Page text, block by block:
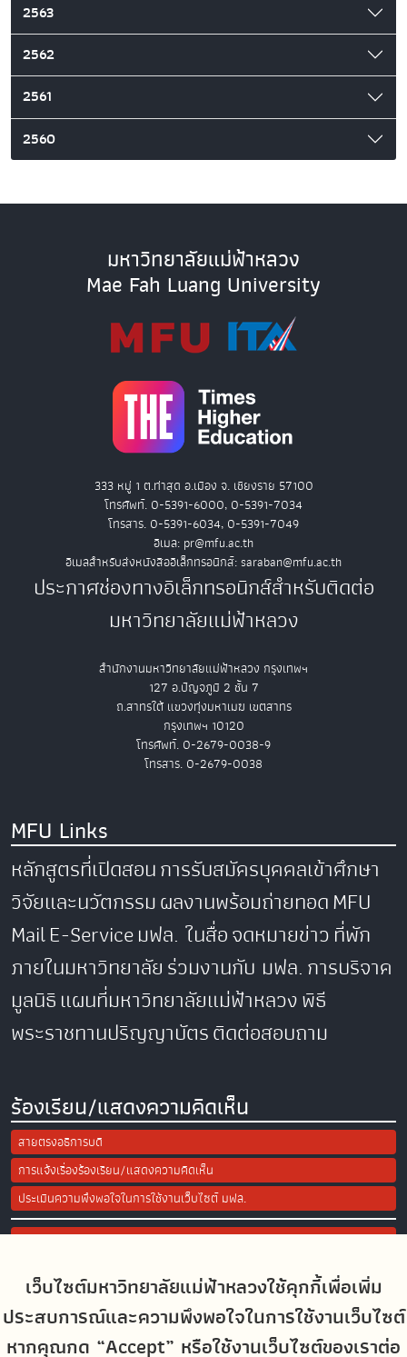
เว็บไซต์มหาวิทยาลัยแม่ฟ้าหลวงใช้คุกกี้เพื่อเพิ่ม
ประสบการณ์และความพึงพอใจในการใช้งานเว็บไซต์
หากคุณกด “Accept” หรือใช้งานเว็บไซต์ของเราต่อ
2563
2562
2561
2560
มหาวิทยาลัยแม่ฟ้าหลวง
Mae Fah Luang University
333 หมู่ 1 ต.ท่าสุด อ.เมือง จ. เชียงราย 57100
โทรศัพท์. 0-5391-6000, 0-5391-7034
โทรสาร. 0-5391-6034, 0-5391-7049
อีเมล: pr@mfu.ac.th
อีเมลสำหรับส่งหนังสืออิเล็กทรอนิกส์: saraban@mfu.ac.th
ประกาศช่องทางอิเล็กทรอนิกส์สำหรับติดต่อ
มหาวิทยาลัยแม่ฟ้าหลวง
สำนักงานมหาวิทยาลัยแม่ฟ้าหลวง กรุงเทพฯ
127 อ.ปัญจภูมิ 2 ชั้น 7
ถ.สาทรใต้ แขวงทุ่งมหาเมฆ เขตสาทร
กรุงเทพฯ 10120
โทรศัพท์. 0-2679-0038-9
โทรสาร. 0-2679-0038
MFU Links
หลักสูตรที่เปิดสอนการรับสมัครบุคคลเข้าศึกษา
วิจัยและนวัตกรรมผลงานพร้อมถ่ายทอดMFU
MailE-Serviceมฟล. ในสื่อจดหมายข่าวที่พัก
ภายในมหาวิทยาลัยร่วมงานกับ มฟล.การบริจาค
มูลนิธิแผนที่มหาวิทยาลัยแม่ฟ้าหลวงพิธี
พระราชทานปริญญาบัตรติดต่อสอบถาม
ร้องเรียน/แสดงความคิดเห็น
สายตรงอธิการบดี
การแจ้งเรื่องร้องเรียน/แสดงความคิดเห็น
ประเมินความพึงพอใจในการใช้งานเว็บไซต์ มฟล.
Site Map
Social Media